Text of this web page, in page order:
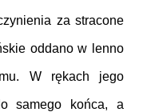
za stracone
oddano w lenno
W rękach jego
samego końca, a